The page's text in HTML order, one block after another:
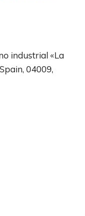
industrial «La
04009,